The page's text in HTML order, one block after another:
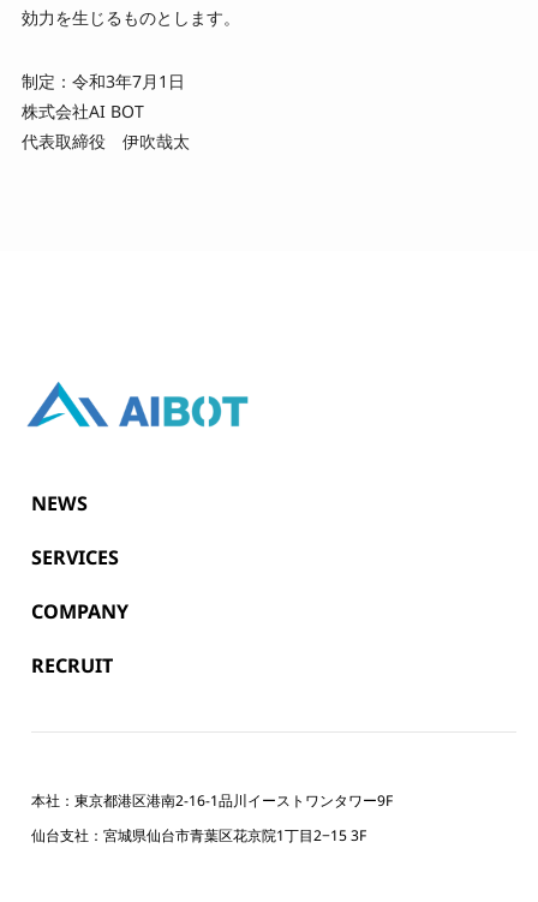
効力を生じるものとします。
制定：令和3年7月1日
株式会社AI BOT
代表取締役 伊吹哉太
NEWS
SERVICES
COMPANY
RECRUIT
本社：東京都港区港南2-16-1品川イーストワンタワー9F
仙台支社：宮城県仙台市青葉区花京院1丁目2−15 3F